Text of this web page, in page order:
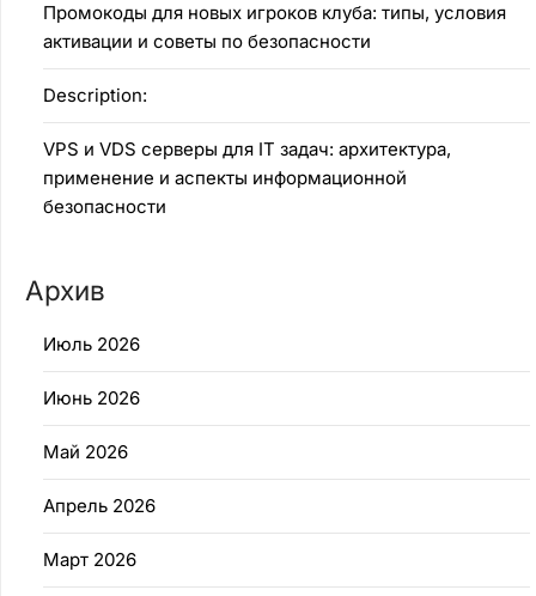
Промокоды для новых игроков клуба: типы, условия
активации и советы по безопасности
Description:
VPS и VDS серверы для IT задач: архитектура,
применение и аспекты информационной
безопасности
Архив
Июль 2026
Июнь 2026
Май 2026
Апрель 2026
Март 2026